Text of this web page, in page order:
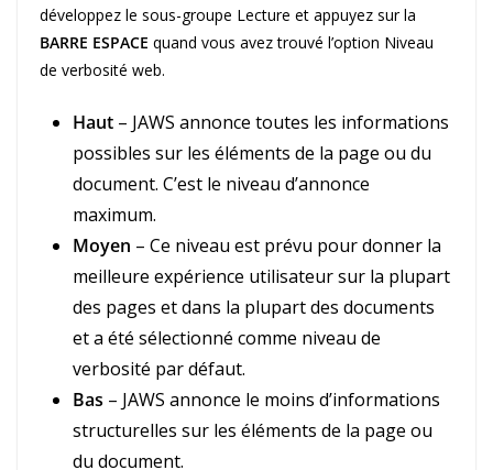
développez le sous-groupe Lecture et appuyez sur la
BARRE ESPACE quand vous avez trouvé l’option Niveau
de verbosité web.
Haut – JAWS annonce toutes les informations
possibles sur les éléments de la page ou du
document. C’est le niveau d’annonce
maximum.
Moyen – Ce niveau est prévu pour donner la
meilleure expérience utilisateur sur la plupart
des pages et dans la plupart des documents
et a été sélectionné comme niveau de
verbosité par défaut.
Bas – JAWS annonce le moins d’informations
structurelles sur les éléments de la page ou
du document.